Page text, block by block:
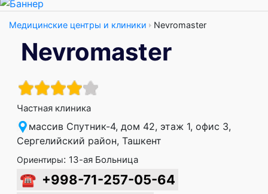
Медицинские центры и клиники Nevromaster
Nevromaster
Частная клиника
массив Спутник-4, дом 42, этаж 1, офис 3,
Сергелийский район, Ташкент
Ориентиры: 13-ая Больница
☎ +998-71-257-05-64